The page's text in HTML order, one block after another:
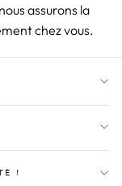
assurons la
chez vous.
!